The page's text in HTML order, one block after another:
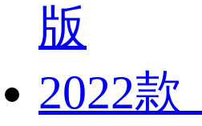
版
2022